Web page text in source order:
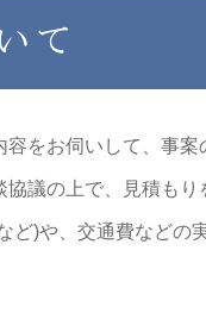
て
をお伺いして、事
協議の上で、見積も
ど)や、交通費などの